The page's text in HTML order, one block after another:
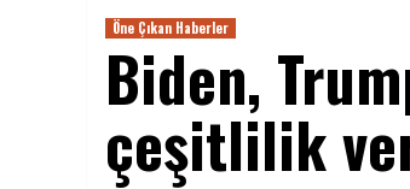
Öne Çıkan Haberler
Biden,
çeşitlilik